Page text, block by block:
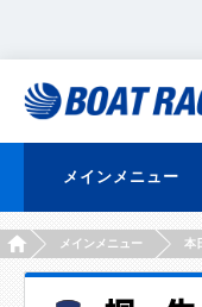
メインメニュー
HOMEメインメニュー 本